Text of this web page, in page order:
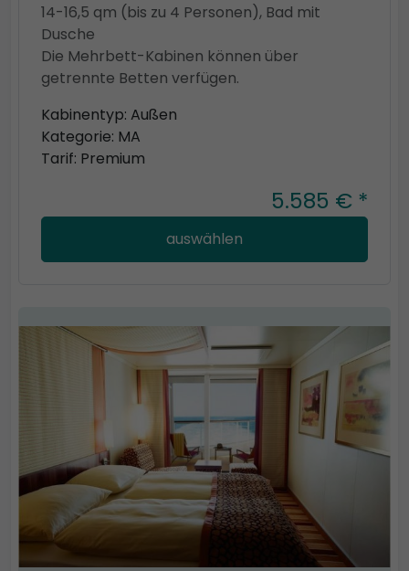
14-16,5 qm (bis zu 4 Personen), Bad mit
Dusche
Die Mehrbett-Kabinen können über
getrennte Betten verfügen.
Kabinentyp: Außen
Kategorie: MA
Tarif: Premium
5.585 € *
auswählen